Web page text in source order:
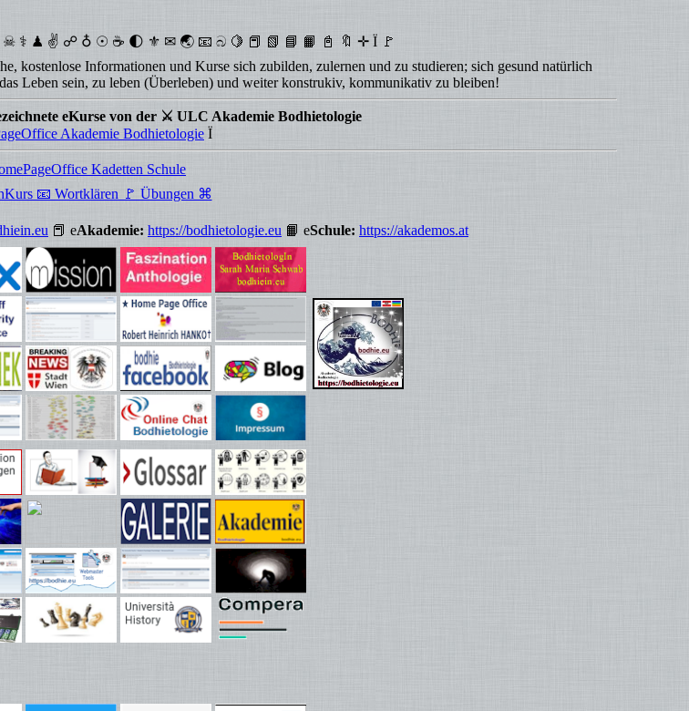
♟ ✌ ☍ ♁ ☉ ☕ 🌓 ⚜ ✉ 🌏 📧 බ 🍋 📕 📗 📘 📙 📓 🔖 ✛ Ï 🚩
kostenlose Informationen und Kurse sich zubilden, zulernen und zu studieren; sich gesund natürlich
Leben sein, zu leben (Überleben) und weiter konstrukiv, kommunikativ zu bleiben!
eKurse von der ⚔ ULC Akademie Bodhietologie
Akademie Bodhietologie Ï
Kadetten Schule
📧 Wortklären 🚩 Übungen ⌘
📕 eAkademie: https://bodhietologie.eu 📙 eSchule: https://akademos.at